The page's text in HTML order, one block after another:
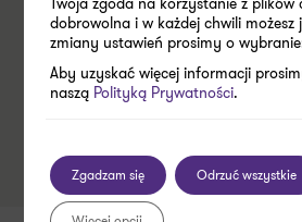
dobrowolna i w każdej chwili
zmiany ustawień prosimy o
Aby uzyskać więcej informacji
naszą Polityką Prywatności.
Zgadzam się Odrzuć wszystkie